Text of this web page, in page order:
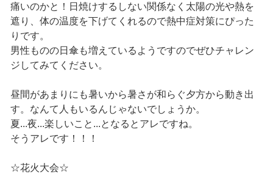
痛いのかと！日焼けするしない関係なく太陽の光や熱を
遮り、体の温度を下げてくれるので熱中症対策にぴった
りです。
男性ものの日傘も増えているようですのでぜひチャレン
ジしてみてください。
昼間があまりにも暑いから暑さが和らぐ夕方から動き出
す。なんて人もいるんじゃないでしょうか。
夏...夜...楽しいこと...となるとアレですね。
そうアレです！！！
☆花火大会☆